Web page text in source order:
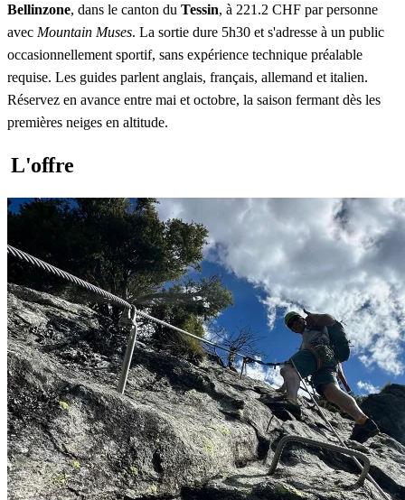
Bellinzone, dans le canton du Tessin, à 221.2 CHF par personne
avec Mountain Muses. La sortie dure 5h30 et s'adresse à un public
occasionnellement sportif, sans expérience technique préalable
requise. Les guides parlent anglais, français, allemand et italien.
Réservez en avance entre mai et octobre, la saison fermant dès les
premières neiges en altitude.
L'offre